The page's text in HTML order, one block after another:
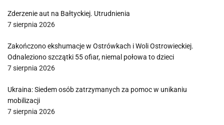
Zderzenie aut na Bałtyckiej. Utrudnienia
7 sierpnia 2026
Zakończono ekshumacje w Ostrówkach i Woli Ostrowieckiej.
Odnaleziono szczątki 55 ofiar, niemal połowa to dzieci
7 sierpnia 2026
Ukraina: Siedem osób zatrzymanych za pomoc w unikaniu
mobilizacji
7 sierpnia 2026